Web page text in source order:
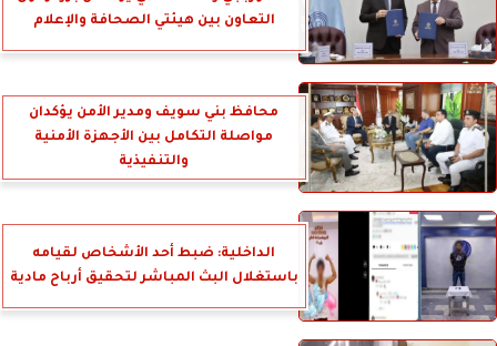
التعاون بين هيئتي الصحافة والإعلام
محافظ بني سويف ومدير الأمن يؤكدان
مواصلة التكامل بين الأجهزة الأمنية
والتنفيذية
الداخلية: ضبط أحد الأشخاص لقيامه
باستغلال البث المباشر لتحقيق أرباح مادية